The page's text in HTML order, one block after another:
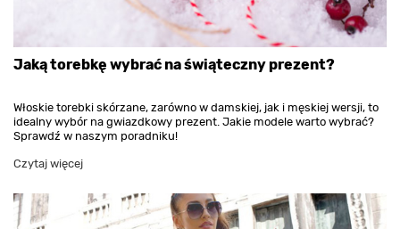
Jaką torebkę wybrać na świąteczny prezent?
Włoskie torebki skórzane, zarówno w damskiej, jak i męskiej wersji, to
idealny wybór na gwiazdkowy prezent. Jakie modele warto wybrać?
Sprawdź w naszym poradniku!
Czytaj więcej